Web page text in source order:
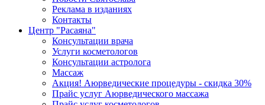
Реклама в изданиях
Контакты
Центр "Расаяна"
Консультации врача
Услуги косметологов
Консультации астролога
Массаж
Акция! Аюрведические процедуры - скидка 30%
Прайс услуг Аюрведического массажа